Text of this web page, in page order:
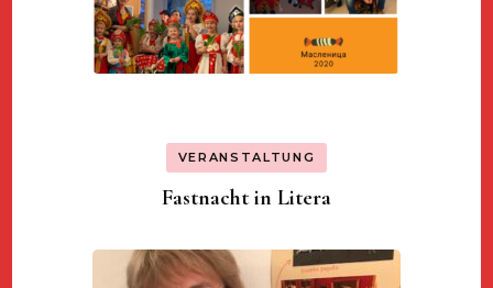
VERANSTALTUNG
Fastnacht in Litera